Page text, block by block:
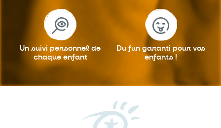
Un suivi personnel de
chaque enfant
Du fun garanti pour vos
enfants !